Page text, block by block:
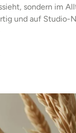
sondern im
und auf Studio-